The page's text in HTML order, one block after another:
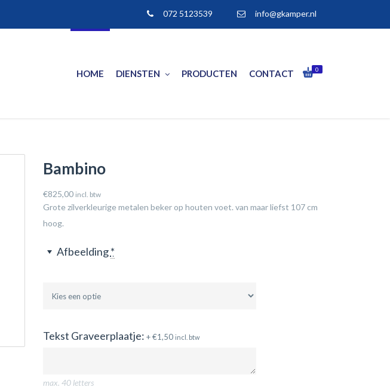
072 5123539 info@gkamper.nl
0
HOME DIENSTEN PRODUCTEN CONTACT
Bambino
€825,00 incl. btw
Grote zilverkleurige metalen beker op houten voet. van maar liefst 107 cm
hoog.
Afbeelding*
Tekst Graveerplaatje: + €1,50 incl. btw
max. 40 letters